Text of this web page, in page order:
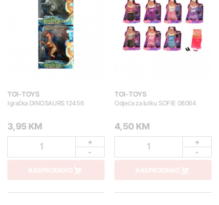
TOI-TOYS
Igračka DINOSAURS 12456
3,95 KM
1
+
-
RASPRODANO
TOI-TOYS
Odjeća za lutku SOFIE 08064
4,50 KM
1
+
-
RASPRODANO